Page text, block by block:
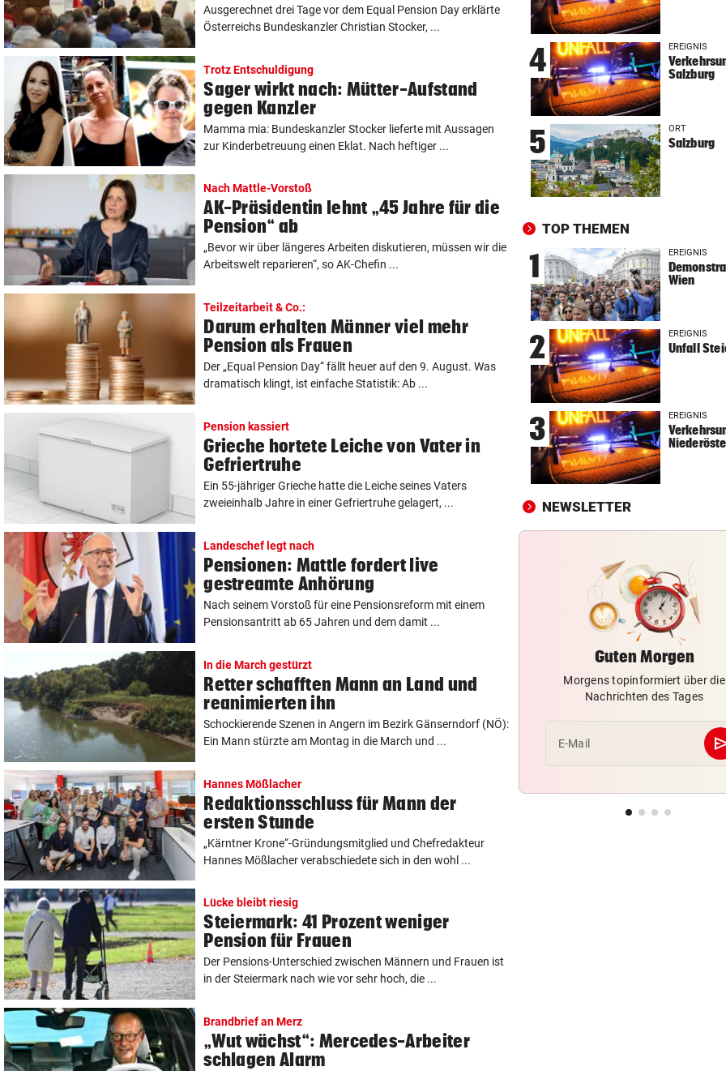
Ausgerechnet drei Tage vor dem Equal Pension Day erklärte
Österreichs Bundeskanzler Christian Stocker, ...
Trotz Entschuldigung
Sager wirkt nach: Mütter-Aufstand
gegen Kanzler
Mamma mia: Bundeskanzler Stocker lieferte mit Aussagen
zur Kinderbetreuung einen Eklat. Nach heftiger ...
Nach Mattle-Vorstoß
AK-Präsidentin lehnt „45 Jahre für die
Pension“ ab
„Bevor wir über längeres Arbeiten diskutieren, müssen wir die
Arbeitswelt reparieren“, so AK-Chefin ...
Teilzeitarbeit & Co.:
Darum erhalten Männer viel mehr
Pension als Frauen
Der „Equal Pension Day“ fällt heuer auf den 9. August. Was
dramatisch klingt, ist einfache Statistik: Ab ...
Pension kassiert
Grieche hortete Leiche von Vater in
Gefriertruhe
Ein 55-jähriger Grieche hatte die Leiche seines Vaters
zweieinhalb Jahre in einer Gefriertruhe gelagert, ...
Landeschef legt nach
Pensionen: Mattle fordert live
gestreamte Anhörung
Nach seinem Vorstoß für eine Pensionsreform mit einem
Pensionsantritt ab 65 Jahren und dem damit ...
In die March gestürzt
Retter schafften Mann an Land und
reanimierten ihn
Schockierende Szenen in Angern im Bezirk Gänserndorf (NÖ):
Ein Mann stürzte am Montag in die March und ...
Hannes Mößlacher
Redaktionsschluss für Mann der
ersten Stunde
„Kärntner Krone“-Gründungsmitglied und Chefredakteur
Hannes Mößlacher verabschiedete sich in den wohl ...
Lücke bleibt riesig
Steiermark: 41 Prozent weniger
Pension für Frauen
Der Pensions-Unterschied zwischen Männern und Frauen ist
in der Steiermark nach wie vor sehr hoch, die ...
Brandbrief an Merz
„Wut wächst“: Mercedes-Arbeiter
schlagen Alarm
SKURRILES SPIEL
Zwangspause: „Seltsam! So
etwas kommt nie vor“
FLUCH DER KARIBIK vor 2
Rückschlag kam für „Captain
Colin“ im Zeitfahren
UEFA BESTÄTIGT:
Verdächtige Zahlungen an
Infantino-Mitarbeiterin
HANDSCHRIFT VON PIG
Tirolerinnen für diverse Top-
im ORF bestellt
GUTSCHEINE ZU GEWINNEN
Schicken Sie uns Ihr
Katzenfoto!
NOCH IMMER OHNE PASS
GZSZ-Star Olivia über ihr
Österreich
VORSCHLAG FÜR ROUTE
Land Salzburg hält dem S-
POSSE UM ÖFB-CAMPUS vor
der MA 7 scheitert
4 EREIGNIS
Salzburg
5 ORT
Salzburg
TOP THEMEN
1 EREIGNIS
Wien
2 EREIGNIS
Unfall
3 EREIGNIS
NEWSLETTER
Guten Morgen
Morgens topinformiert über die
Nachrichten des Tages
E-Mail